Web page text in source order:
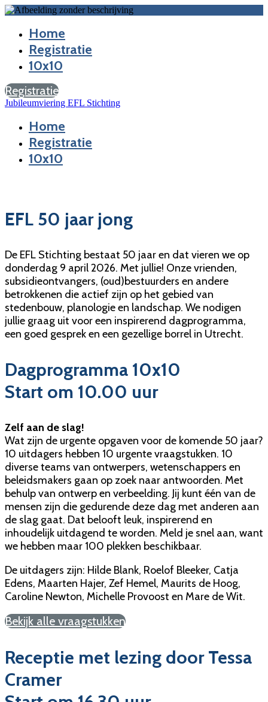
Home
Registratie
10x10
Registratie
Jubileumviering EFL Stichting
Home
Registratie
10x10
EFL 50 jaar jong
De EFL Stichting bestaat 50 jaar en dat vieren we op
donderdag 9 april 2026. Met jullie! Onze vrienden,
subsidieontvangers, (oud)bestuurders en andere
betrokkenen die actief zijn op het gebied van
stedenbouw, planologie en landschap. We nodigen
jullie graag uit voor een inspirerend dagprogramma,
een goed gesprek en een gezellige borrel in Utrecht.
Dagprogramma 10x10
Start om 10.00 uur
Zelf aan de slag!
Wat zijn de urgente opgaven voor de komende 50 jaar?
10 uitdagers hebben 10 urgente vraagstukken. 10
diverse teams van ontwerpers, wetenschappers en
beleidsmakers gaan op zoek naar antwoorden. Met
behulp van ontwerp en verbeelding. Jij kunt één van de
mensen zijn die gedurende deze dag met anderen aan
de slag gaat. Dat belooft leuk, inspirerend en
inhoudelijk uitdagend te worden. Meld je snel aan, want
we hebben maar 100 plekken beschikbaar.
De uitdagers zijn: Hilde Blank, Roelof Bleeker, Catja
Edens, Maarten Hajer, Zef Hemel, Maurits de Hoog,
Caroline Newton, Michelle Provoost en Mare de Wit.
Bekijk alle vraagstukken
Receptie met lezing door Tessa
Cramer